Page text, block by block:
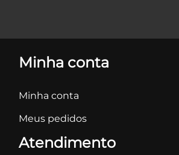
Minha conta
Minha conta
Meus pedidos
Atendimento